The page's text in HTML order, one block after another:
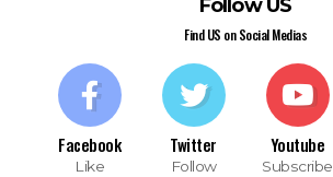
Follow US
Find US on Social Medias
Facebook
Like
Twitter
Follow
Youtube
Subscribe